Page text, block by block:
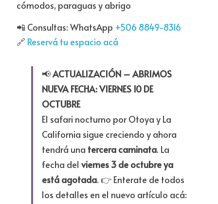
cómodos, paraguas y abrigo
📲 Consultas: WhatsApp +506 8849-8316
🔗 Reservá tu espacio acá
📢 ACTUALIZACIÓN – ABRIMOS
NUEVA FECHA: VIERNES 10 DE
OCTUBRE
El safari nocturno por Otoya y La
California sigue creciendo y ahora
tendrá una tercera caminata. La
fecha del viernes 3 de octubre ya
está agotada. 👉 Enterate de todos